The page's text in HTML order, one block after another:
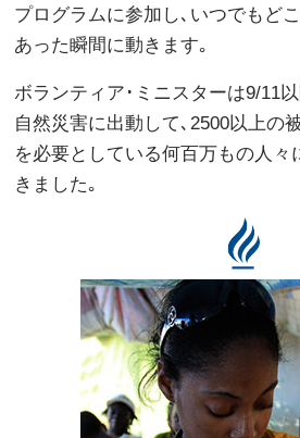
プログラムに参加し､いつでもど
あった瞬間に動きます｡
ボランティア･ミニスターは9/11
自然災害に出動して､2500以上の
を必要としている何百万もの人々
きました｡